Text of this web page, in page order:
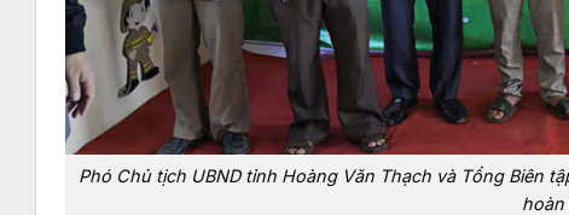
Phó Chủ tịch UBND tỉnh Hoàng Văn Thạch và Tổng Biên
hoàn